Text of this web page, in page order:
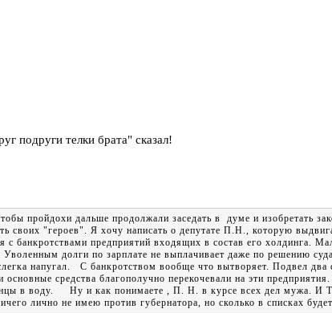
подруги телки брата" сказал!
пройдохи дальше продолжали заседать в думе и изобретать
своих "героев". Я хочу написать о депутате П.Н., которую
с банкротствами предприятий входящих в состав его холдинга.
долги по зарплате не выплачивает даже по решению
напугал. С банкротством вообще что вытворяет. Подвел
средства благополучно перекочевали на эти
в воду. Ну и как понимаете , П. Н. в курсе всех дел мужа. И
лично не имею против губернатора, но сколько в списках